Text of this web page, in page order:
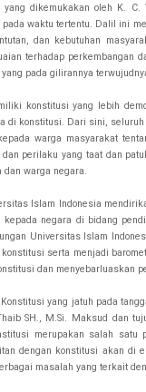
dikemukakan oleh K.
waktu tertentu. Dalil ini
dan kebutuhan
terhadap perkembangan
pada gilirannya
konstitusi yang lebih
di konstitusi. Dari sini,
warga masyarakat
perilaku yang taat dan
warga negara.
Islam Indonesia
negara di bidang
Universitas Islam
serta menjadi
dan menyebarluaskan
yang jatuh pada
SH., M.Si. Maksud dan
merupakan salah
dengan konstitusi akan di
masalah yang terkait